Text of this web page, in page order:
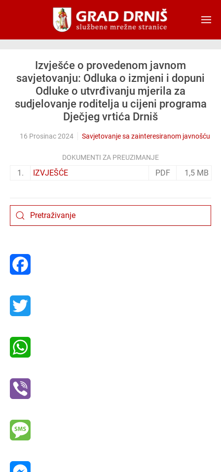
Skip to main content
Izvješće o provedenom javnom
savjetovanju: Odluka o izmjeni i dopuni
Odluke o utvrđivanju mjerila za
sudjelovanje roditelja u cijeni programa
Dječjeg vrtića Drniš
16 Prosinac 2024 Savjetovanje sa zainteresiranom javnošću
DOKUMENTI ZA PREUZIMANJE
1. IZVJEŠĆE PDF 1,5 MB